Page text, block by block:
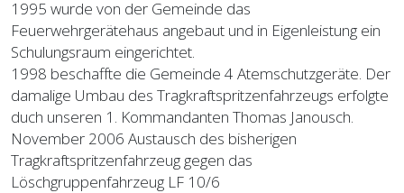
1995 wurde von der Gemeinde das
Feuerwehrgerätehaus angebaut und in Eigenleistung ein
Schulungsraum eingerichtet.
1998 beschaffte die Gemeinde 4 Atemschutzgeräte. Der
damalige Umbau des Tragkraftspritzenfahrzeugs erfolgte
duch unseren 1. Kommandanten Thomas Janousch.
November 2006 Austausch des bisherigen
Tragkraftspritzenfahrzeug gegen das
Löschgruppenfahrzeug LF 10/6